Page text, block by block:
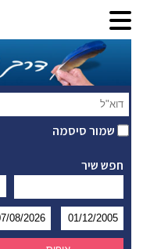
שמור סיסמה
חפש שיר